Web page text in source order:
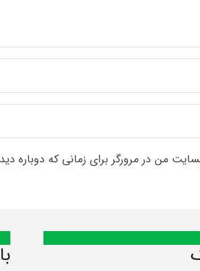
من در مرورگر برای زمانی که دوباره